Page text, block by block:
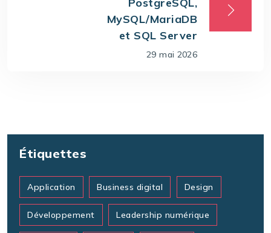
MySQL/MariaDB
et SQL Server
29 mai 2026
Étiquettes
Application Business digital Design
Développement Leadership numérique